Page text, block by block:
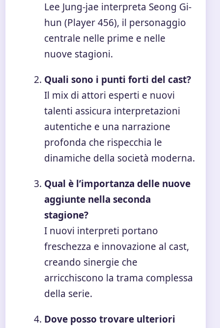
Lee Jung-jae interpreta Seong Gi-
hun (Player 456), il personaggio
centrale nelle prime e nelle
nuove stagioni.
Quali sono i punti forti del cast?
Il mix di attori esperti e nuovi
talenti assicura interpretazioni
autentiche e una narrazione
profonda che rispecchia le
dinamiche della società moderna.
Qual è l’importanza delle nuove
aggiunte nella seconda
stagione?
I nuovi interpreti portano
freschezza e innovazione al cast,
creando sinergie che
arricchiscono la trama complessa
della serie.
Dove posso trovare ulteriori